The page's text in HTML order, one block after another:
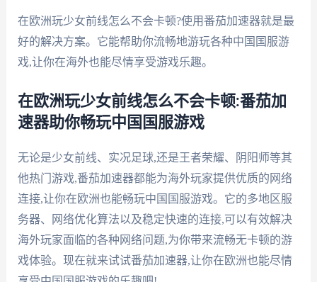
在欧洲玩少女前线怎么不会卡顿?使用番茄加速器就是最
好的解决方案。它能帮助你流畅地游玩各种中国国服游
戏,让你在海外也能尽情享受游戏乐趣。
在欧洲玩少女前线怎么不会卡顿:番茄加
速器助你畅玩中国国服游戏
无论是少女前线、实况足球,还是王者荣耀、阴阳师等其
他热门游戏,番茄加速器都能为海外玩家提供优质的网络
连接,让你在欧洲也能畅玩中国国服游戏。它的多地区服
务器、网络优化算法以及稳定快速的连接,可以有效解决
海外玩家面临的各种网络问题,为你带来流畅无卡顿的游
戏体验。现在就来试试番茄加速器,让你在欧洲也能尽情